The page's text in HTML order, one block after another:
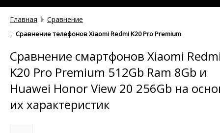
Главная Сравнение
Сравнение телефонов Xiaomi Redmi K20 Pro Premium 512Gb
Сравнение смартфонов Xiaomi
K20 Pro Premium 512Gb Ram 8Gb и
Huawei Honor View 20 256Gb на
их характеристик